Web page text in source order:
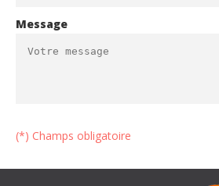
Message
(*) Champs obligatoire